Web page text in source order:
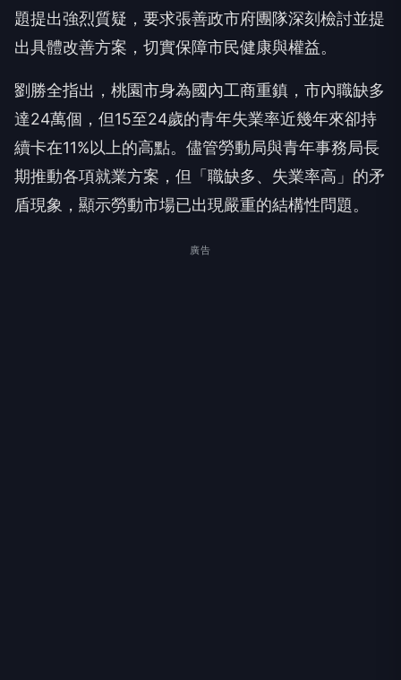
題提出強烈質疑，要求張善政市府團隊深刻檢討並提
出具體改善方案，切實保障市民健康與權益。
劉勝全指出，桃園市身為國內工商重鎮，市內職缺多
達24萬個，但15至24歲的青年失業率近幾年來卻持
續卡在11%以上的高點。儘管勞動局與青年事務局長
期推動各項就業方案，但「職缺多、失業率高」的矛
盾現象，顯示勞動市場已出現嚴重的結構性問題。
廣告